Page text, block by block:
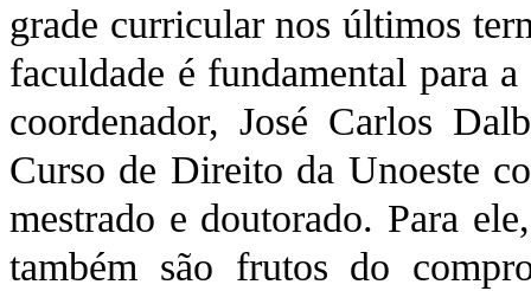
grade curricular nos últimos
faculdade é fundamental para
coordenador, José Carlos
Curso de Direito da Unoeste
mestrado e doutorado. Para
também são frutos do